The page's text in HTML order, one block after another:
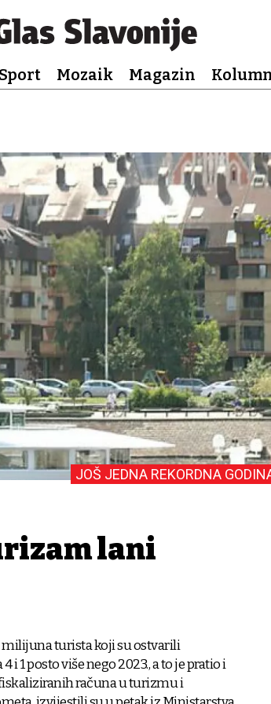
Sport Mozaik Magazin
JOŠ JEDNA REKORDNA
lani
milijuna turista koji su ostvarili
i 1 posto više nego 2023., a to je pratio i
računa u turizmu i